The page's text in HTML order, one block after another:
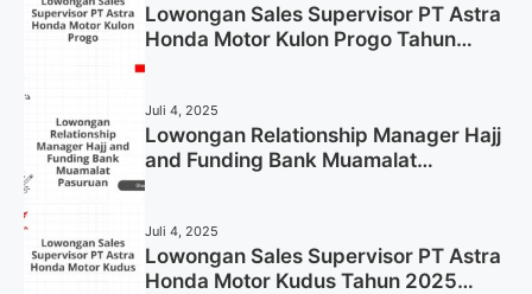
Lowongan Sales Supervisor PT Astra
Honda Motor Kulon Progo Tahun
Juli 4, 2025
Lowongan Relationship Manager Hajj
and Funding Bank Muamalat
Juli 4, 2025
Lowongan Sales Supervisor PT Astra
Honda Motor Kudus Tahun 2025